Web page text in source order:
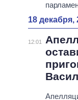
18 декабря,
12:01